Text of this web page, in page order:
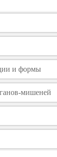
и формы
мишеней